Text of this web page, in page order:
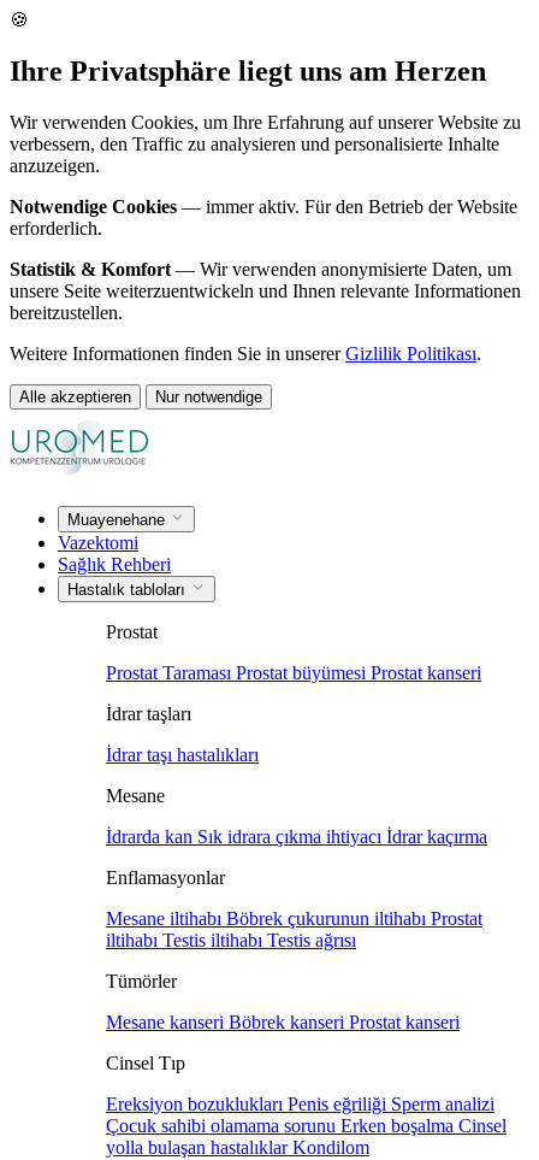
🍪
Ihre Privatsphäre liegt uns am Herzen
Wir verwenden Cookies, um Ihre Erfahrung auf unserer Website zu
verbessern, den Traffic zu analysieren und personalisierte Inhalte
anzuzeigen.
Notwendige Cookies — immer aktiv. Für den Betrieb der Website
erforderlich.
Statistik & Komfort — Wir verwenden anonymisierte Daten, um
unsere Seite weiterzuentwickeln und Ihnen relevante Informationen
bereitzustellen.
Weitere Informationen finden Sie in unsererGizlilik Politikası.
Alle akzeptieren Nur notwendige
Muayenehane
Vazektomi
Sağlık Rehberi
Hastalık tabloları
Prostat
Prostat Taraması Prostat büyümesi Prostat kanseri
İdrar taşları
İdrar taşı hastalıkları
Mesane
İdrarda kan Sık idrara çıkma ihtiyacı İdrar kaçırma
Enflamasyonlar
Mesane iltihabı Böbrek çukurunun iltihabı Prostat
iltihabı Testis iltihabı Testis ağrısı
Tümörler
Mesane kanseri Böbrek kanseri Prostat kanseri
Cinsel Tıp
Ereksiyon bozuklukları Penis eğriliği Sperm analizi
Çocuk sahibi olamama sorunu Erken boşalma Cinsel
yolla bulaşan hastalıklarKondilom